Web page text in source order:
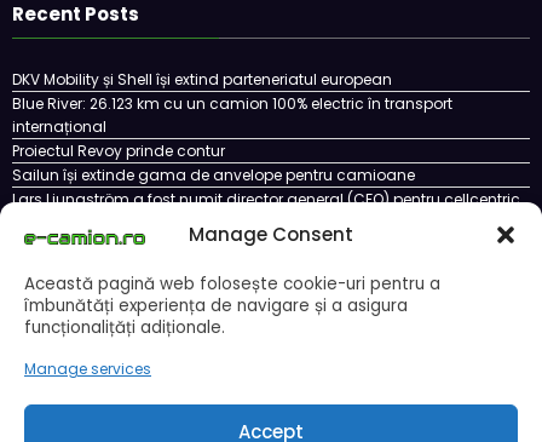
Manage Consent
Această pagină web folosește cookie-uri pentru a
îmbunătăți experiența de navigare și a asigura
funcționalițăți adiționale.
Manage services
Accept
Recent Posts
DKV Mobility și Shell își extind parteneriatul european
Blue River: 26.123 km cu un camion 100% electric în transport
internațional
Proiectul Revoy prinde contur
Sailun își extinde gama de anvelope pentru camioane
Lars Ljungström a fost numit director general (CFO) pentru cellcentric
Cookie Policy (EU)
Ce este un cookie si cum se poate dezactiva
Politica de confidentialitate
Despre noi